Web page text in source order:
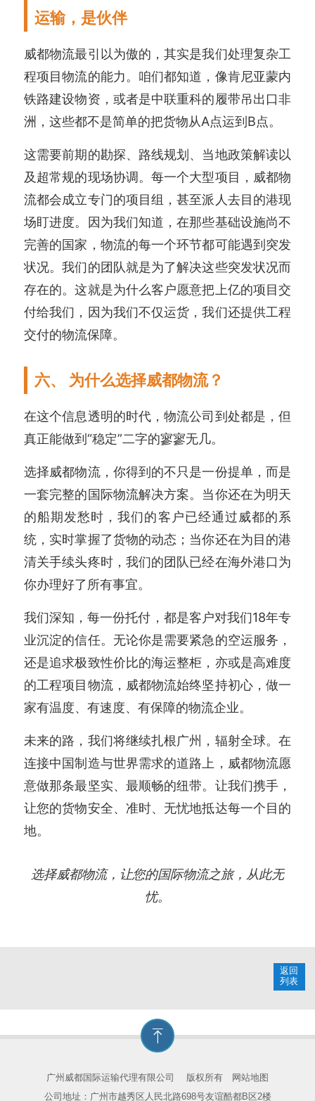
运输，是伙伴
威都物流最引以为傲的，其实是我们处理复杂工
程项目物流的能力。咱们都知道，像肯尼亚蒙内
铁路建设物资，或者是中联重科的履带吊出口非
洲，这些都不是简单的把货物从A点运到B点。
这需要前期的勘探、路线规划、当地政策解读以
及超常规的现场协调。每一个大型项目，威都物
流都会成立专门的项目组，甚至派人去目的港现
场盯进度。因为我们知道，在那些基础设施尚不
完善的国家，物流的每一个环节都可能遇到突发
状况。我们的团队就是为了解决这些突发状况而
存在的。这就是为什么客户愿意把上亿的项目交
付给我们，因为我们不仅运货，我们还提供工程
交付的物流保障。
六、 为什么选择威都物流？
在这个信息透明的时代，物流公司到处都是，但
真正能做到“稳定”二字的寥寥无几。
选择威都物流，你得到的不只是一份提单，而是
一套完整的国际物流解决方案。当你还在为明天
的船期发愁时，我们的客户已经通过威都的系
统，实时掌握了货物的动态；当你还在为目的港
清关手续头疼时，我们的团队已经在海外港口为
你办理好了所有事宜。
我们深知，每一份托付，都是客户对我们18年专
业沉淀的信任。无论你是需要紧急的空运服务，
还是追求极致性价比的海运整柜，亦或是高难度
的工程项目物流，威都物流始终坚持初心，做一
家有温度、有速度、有保障的物流企业。
未来的路，我们将继续扎根广州，辐射全球。在
连接中国制造与世界需求的道路上，威都物流愿
意做那条最坚实、最顺畅的纽带。让我们携手，
让您的货物安全、准时、无忧地抵达每一个目的
地。
选择威都物流，让您的国际物流之旅，从此无
忧。
返回
列表
广州威都国际运输代理有限公司 版权所有
网站地图
公司地址：广州市越秀区人民北路698号友谊酷都B区2楼